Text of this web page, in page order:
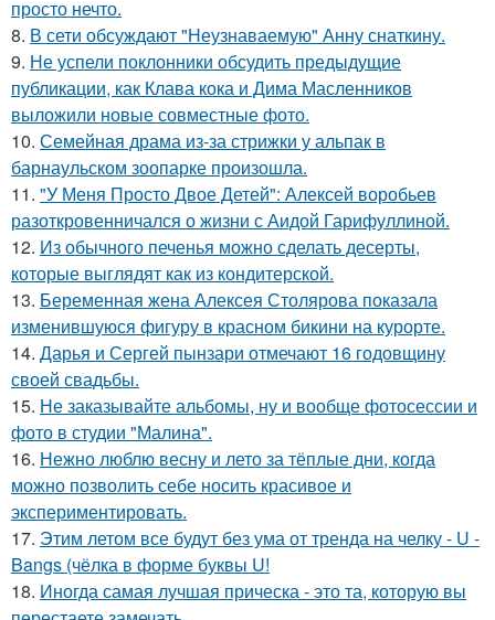
просто нечто.
8. В сети обсуждают "Неузнаваемую" Анну снаткину.
9. Не успели поклонники обсудить предыдущие
публикации, как Клава кока и Дима Масленников
выложили новые совместные фото.
10. Семейная драма из-за стрижки у альпак в
барнаульском зоопарке произошла.
11. "У Меня Просто Двое Детей": Алексей воробьев
разоткровенничался о жизни с Аидой Гарифуллиной.
12. Из обычного печенья можно сделать десерты,
которые выглядят как из кондитерской.
13. Беременная жена Алексея Столярова показала
изменившуюся фигуру в красном бикини на курорте.
14. Дарья и Сергей пынзари отмечают 16 годовщину
своей свадьбы.
15. Не заказывайте альбомы, ну и вообще фотосессии и
фото в студии "Малина".
16. Нежно люблю весну и лето за тёплые дни, когда
можно позволить себе носить красивое и
экспериментировать.
17. Этим летом все будут без ума от тренда на челку - U -
Bangs (чёлка в форме буквы U!
18. Иногда самая лучшая прическа - это та, которую вы